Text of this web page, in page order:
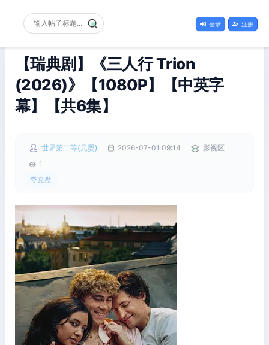
登录 注册
【瑞典剧】《三人行 Trion
(2026)》【1080P】【中英字
幕】【共6集】
世界第二等(元婴) 2026-07-01 09:14
影视区
1
夸克盘